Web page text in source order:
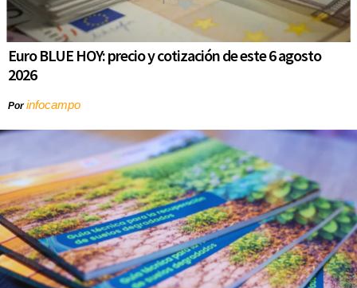
Euro BLUE HOY: precio y cotización de este 6 agosto
2026
Porinfocampo